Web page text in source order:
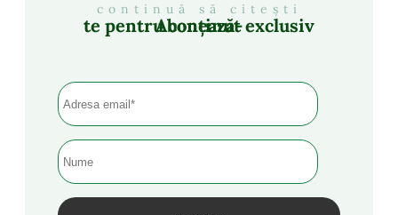
continuă să citești
Abonează-te pentru conținut exclusiv